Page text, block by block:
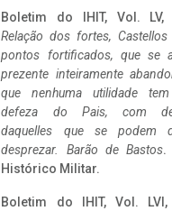
Boletim do IHIT, Vol.
Relação dos fortes,
pontos fortificados, que se
prezente inteiramente
que nenhuma utilidade
defeza do Pais, com
daquelles que se podem
desprezar. Barão de Bastos.
Histórico Militar.
Boletim do IHIT, Vol.